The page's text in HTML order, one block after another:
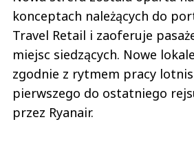
konceptach należących do
Travel Retail i zaoferuje
miejsc siedzących. Nowe
zgodnie z rytmem pracy
pierwszego do ostatniego
przez Ryanair.